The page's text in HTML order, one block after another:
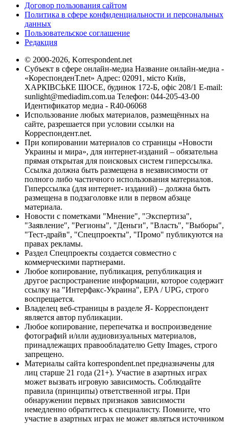
Договор пользования сайтом
Политика в сфере конфиденциальности и персональных
данных
Пользовательское соглашение
Редакция
© 2000-2026, Korrespondent.net
Субъект в сфере онлайн-медиа Название онлайн-медиа -
«КореспонденТ.net» Адрес: 02091, місто Київ,
ХАРКІВСЬКЕ ШОСЕ, будинок 172-Б, офіс 208/1 E-mail:
sunlight@mediadim.com.ua Телефон: 044-205-43-00
Идентификатор медиа - R40-06068
Использование любых материалов, размещённых на
сайте, разрешается при условии ссылки на
Корреспондент.net.
При копировании материалов со страницы «Новости
Украины и мира», для интернет-изданий – обязательна
прямая открытая для поисковых систем гиперссылка.
Ссылка должна быть размещена в независимости от
полного либо частичного использования материалов.
Гиперссылка (для интернет- изданий) – должна быть
размещена в подзаголовке или в первом абзаце
материала.
Новости с пометками "Мнение", "Экспертиза",
"Заявление", "Регионы", "Деньги", "Власть", "Выборы",
"Тест-драйв", "Спецпроекты", "Промо" публикуются на
правах рекламы.
Раздел Спецпроекты создается совместно с
коммерческими партнерами.
Любое копирование, публикация, републикация и
другое распространение информации, которое содержит
ссылку на "Интерфакс-Украина", EPA / UPG, строго
воспрещается.
Владелец веб-страницы в разделе Я- Корреспондент
является автор публикации.
Любое копирование, перепечатка и воспроизведение
фотографий и/или аудиовизуальных материалов,
принадлежащих правообладателю Getty Images, строго
запрещено.
Материалы сайта korrespondent.net предназначены для
лиц старше 21 года (21+). Участие в азартных играх
может вызвать игровую зависимость. Соблюдайте
правила (принципы) ответственной игры. При
обнаружении первых признаков зависимости
немедленно обратитесь к специалисту. Помните, что
участие в азартных играх не может являться источником